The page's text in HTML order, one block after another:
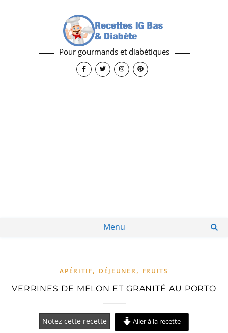
Pour gourmands et diabétiques
Menu
APÉRITIF, DÉJEUNER, FRUITS
VERRINES DE MELON ET GRANITÉ AU PORTO
Notez cette recette Aller à la recette